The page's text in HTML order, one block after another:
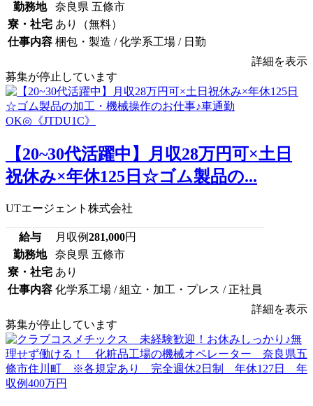
勤務地
奈良県 五條市
寮・社宅 あり（無料）
仕事内容 梱包・製造 / 化学系工場 / 日勤
詳細を表示
募集が停止しています
【20~30代活躍中】月収28万円可×土日
祝休み×年休125日☆ゴム製品の...
UTエージェント株式会社
給与 月収例281,000円
勤務地
奈良県 五條市
寮・社宅 あり
仕事内容 化学系工場 / 組立・加工・プレス / 正社員
詳細を表示
募集が停止しています